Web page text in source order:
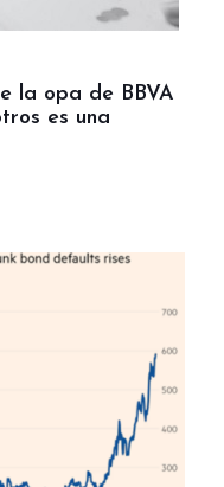
la opa de BBVA
es una